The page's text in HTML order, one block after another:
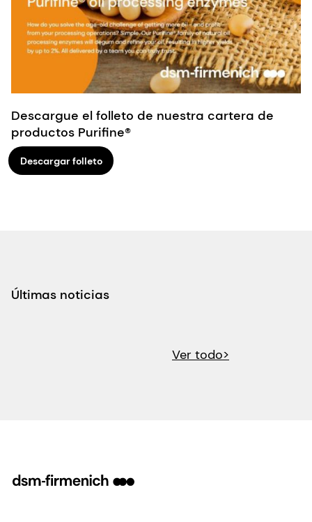
Descargue el folleto de nuestra cartera de
productos Purifine®
Descargar folleto
Últimas noticias
Ver todo>